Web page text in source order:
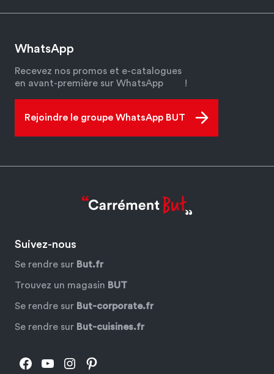
WhatsApp
Recevez nos promos et e-catalogues
en avant-première sur WhatsApp
!
Rejoindre le groupe WhatsApp BUT
Suivez-nous
Se rendre sur But.fr
Trouvez un magasin BUT
Se rendre sur But-corporate.fr
Se rendre sur But-cuisines.fr
Facebook
YouTube
Instagram
Pinterest